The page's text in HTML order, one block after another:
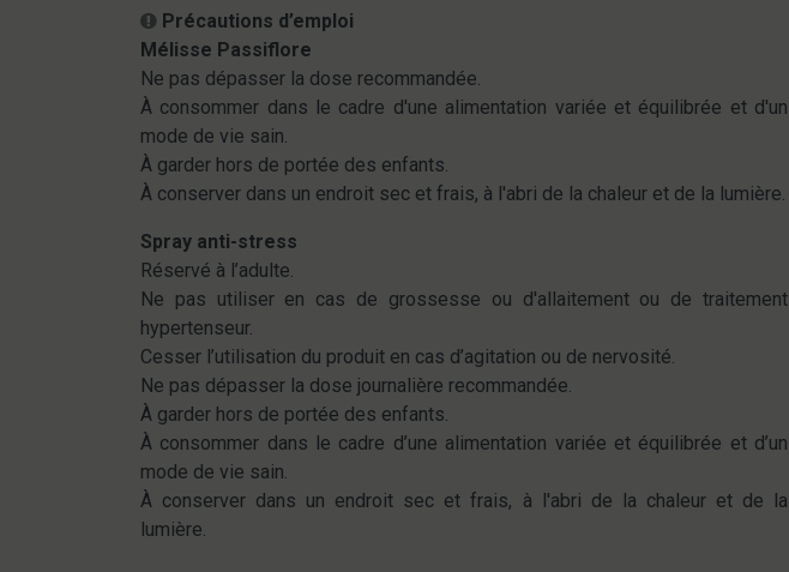
Précautions d’emploi
Mélisse Passiflore
Ne pas dépasser la dose recommandée.
À consommer dans le cadre d'une alimentation variée et équilibrée et d'un
mode de vie sain.
À garder hors de portée des enfants.
À conserver dans un endroit sec et frais, à l'abri de la chaleur et de la lumière.
Spray anti-stress
Réservé à l’adulte.
Ne pas utiliser en cas de grossesse ou d'allaitement ou de traitement
hypertenseur.
Cesser l’utilisation du produit en cas d’agitation ou de nervosité.
Ne pas dépasser la dose journalière recommandée.
À garder hors de portée des enfants.
À consommer dans le cadre d’une alimentation variée et équilibrée et d’un
mode de vie sain.
À conserver dans un endroit sec et frais, à l'abri de la chaleur et de la
lumière.